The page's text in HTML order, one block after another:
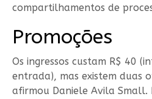
compartilhamentos de
Promoções
Os ingressos custam R$ 40
entrada), mas existem duas
afirmou Daniele Avila Small.